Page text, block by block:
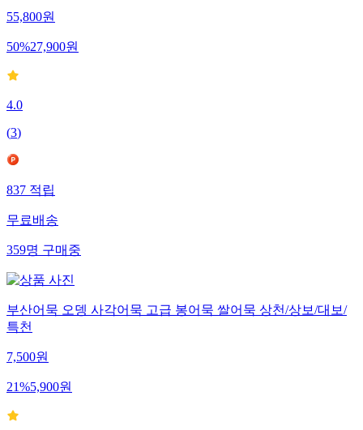
55,800원
50%27,900원
4.0
(3)
837적립
무료배송
359명구매중
부산어묵 오뎅 사각어묵 고급 봉어묵 쌀어묵 상천/상보/대보/
특천
7,500원
21%5,900원